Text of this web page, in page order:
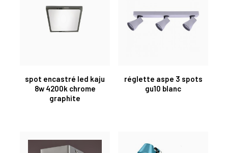
spot encastré led kaju
8w 4200k chrome
graphite
réglette aspe 3 spots
gu10 blanc